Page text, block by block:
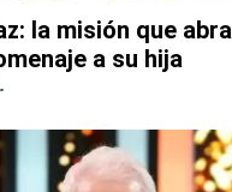
la misión que
a su hija